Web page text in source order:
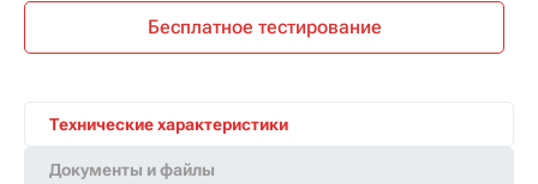
Бесплатное тестирование
Технические характеристики
Документы и файлы